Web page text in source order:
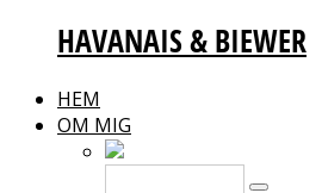
HAVANAIS & BIEWER
HEM
OM MIG